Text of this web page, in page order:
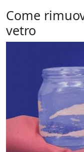
Come
vetro